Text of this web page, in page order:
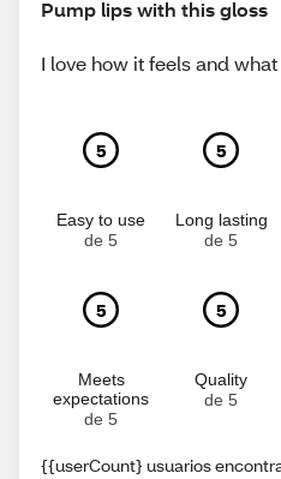
Pump lips with this gloss
I love how it feels and
5
Easy to use
de 5
5
Long lasting
de 5
5
Meets
expectations
de 5
5
Quality
de 5
{{userCount} usuarios